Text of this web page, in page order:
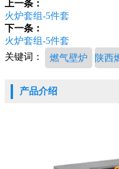
上一条：
火炉套组-5件套
下一条：
火炉套组-5件套
关键词：
燃气壁炉
产品介绍